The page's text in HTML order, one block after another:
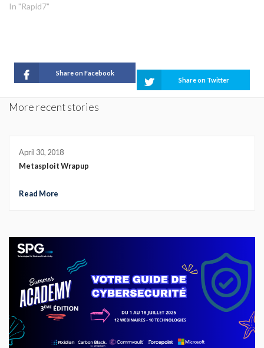
In "Rapid7"
Share on Facebook
Share on Twitter
More recent stories
April 30, 2018
Metasploit Wrapup
Read More